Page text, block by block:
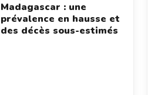
Madagascar : une
prévalence en hausse et
des décès sous-estimés